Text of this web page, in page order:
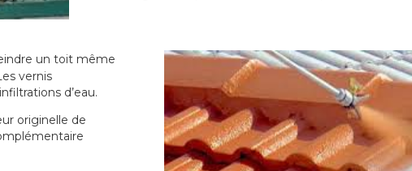
un toit même
vernis
d’eau.
originelle de